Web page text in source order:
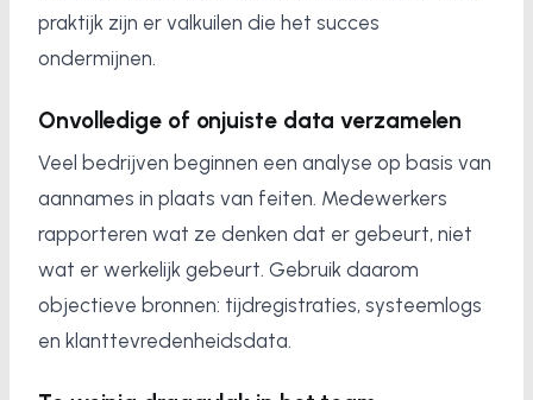
praktijk zijn er valkuilen die het succes
ondermijnen.
Onvolledige of onjuiste data verzamelen
Veel bedrijven beginnen een analyse op basis van
aannames in plaats van feiten. Medewerkers
rapporteren wat ze denken dat er gebeurt, niet
wat er werkelijk gebeurt. Gebruik daarom
objectieve bronnen: tijdregistraties, systeemlogs
en klanttevredenheidsdata.